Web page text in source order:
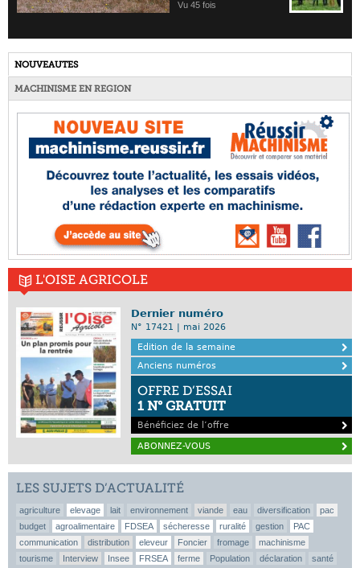
Vu 45 fois
NOUVEAUTES
MACHINISME EN REGION
L'OISE AGRICOLE
Dernier numéro
N° 17421 | mai 2026
Edition de la semaine
Anciens numéros
OFFRE D’ESSAI
1 N° GRATUIT
Bénéficiez de l’offre
ABONNEZ-VOUS
LES SUJETS D’ACTUALITÉ
agriculture elevage lait environnement viande eau diversification
pac
budget
agroalimentaire FDSEA sécheresse ruralité gestion
PAC
communication
distribution eleveur Foncier fromage
machinisme
tourisme
Interview Insee FRSEA ferme Population déclaration santé